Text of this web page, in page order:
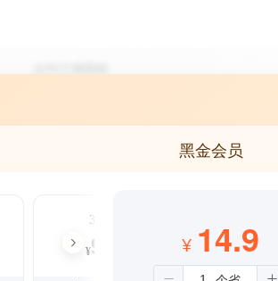
黑金会员
3个月
¥99 ¥ 14.9